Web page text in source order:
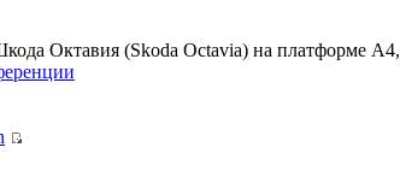
Октавия (Skoda Octavia) на платформе